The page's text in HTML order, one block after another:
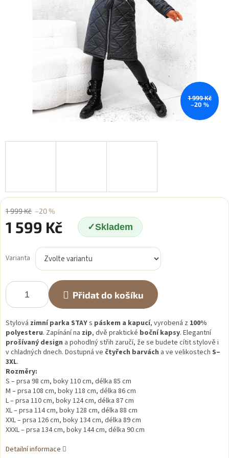
1 999 Kč
–20 %
1 999 Kč –20 %
1 599 Kč Skladem
cena:
Varianta
Přidat do košíku
Stylová zimní parka STAYs páskem a kapucí, vyrobená z 100%
polyesteru. Zapínání na zip, dvě praktické boční kapsy. Elegantní
prošívaný design a pohodlný střih zaručí, že se budete cítit stylově i
v chladných dnech. Dostupná ve čtyřech barvách a ve velikostech S–
3XL.
Rozměry:
S – prsa 98 cm, boky 110 cm, délka 85 cm
M – prsa 108 cm, boky 118 cm, délka 86 cm
L – prsa 110 cm, boky 124 cm, délka 87 cm
XL – prsa 114 cm, boky 128 cm, délka 88 cm
XXL – prsa 126 cm, boky 134 cm, délka 89 cm
XXXL – prsa 134 cm, boky 144 cm, délka 90 cm
Detailní informace